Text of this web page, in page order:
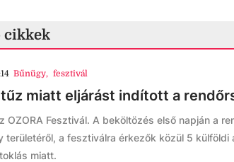
cikkek
Bűnügy, fesztivál
tűz miatt eljárást indított a
OZORA Fesztivál. A beköltözés első napján a
területéről, a fesztiválra érkezők közül 5 külföldi
miatt.